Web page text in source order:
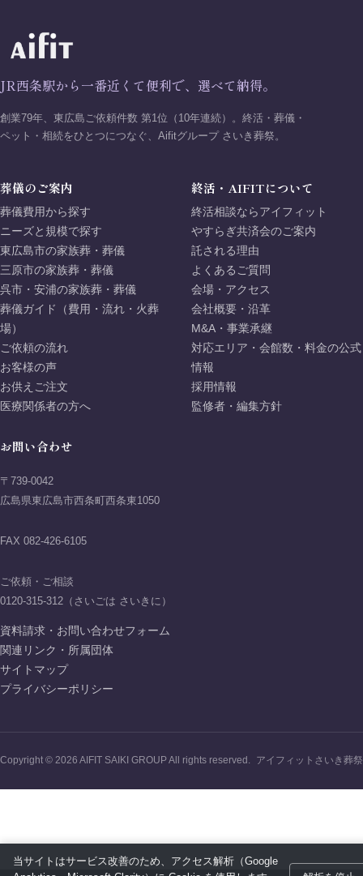
JR西条駅から一番近くて便利で、選べて納得。
創業79年、東広島ご依頼件数 第1位（10年連続）。終活・葬儀・
ペット・相続をひとつにつなぐ、Aifitグループ さいき葬祭。
葬儀のご案内
葬儀費用から探す
ニーズと規模で探す
東広島市の家族葬・葬儀
三原市の家族葬・葬儀
呉市・安浦の家族葬・葬儀
葬儀ガイド（費用・流れ・火葬
場）
ご依頼の流れ
お客様の声
お供えご注文
医療関係者の方へ
終活・AIFITについて
終活相談ならアイフィット
やすらぎ共済会のご案内
託される理由
よくあるご質問
会場・アクセス
会社概要・沿革
M&A・事業承継
対応エリア・会館数・料金の公式
情報
採用情報
監修者・編集方針
お問い合わせ
〒739-0042
広島県東広島市西条町西条東1050
FAX 082-426-6105
ご依頼・ご相談
0120-315-312（さいごは さいきに）
資料請求・お問い合わせフォーム
関連リンク・所属団体
サイトマップ
プライバシーポリシー
Copyright © 2026 AIFIT SAIKI GROUP All rights reserved. アイフィットさいき葬祭
当サイトはサービス改善のため、アクセス解析（Google